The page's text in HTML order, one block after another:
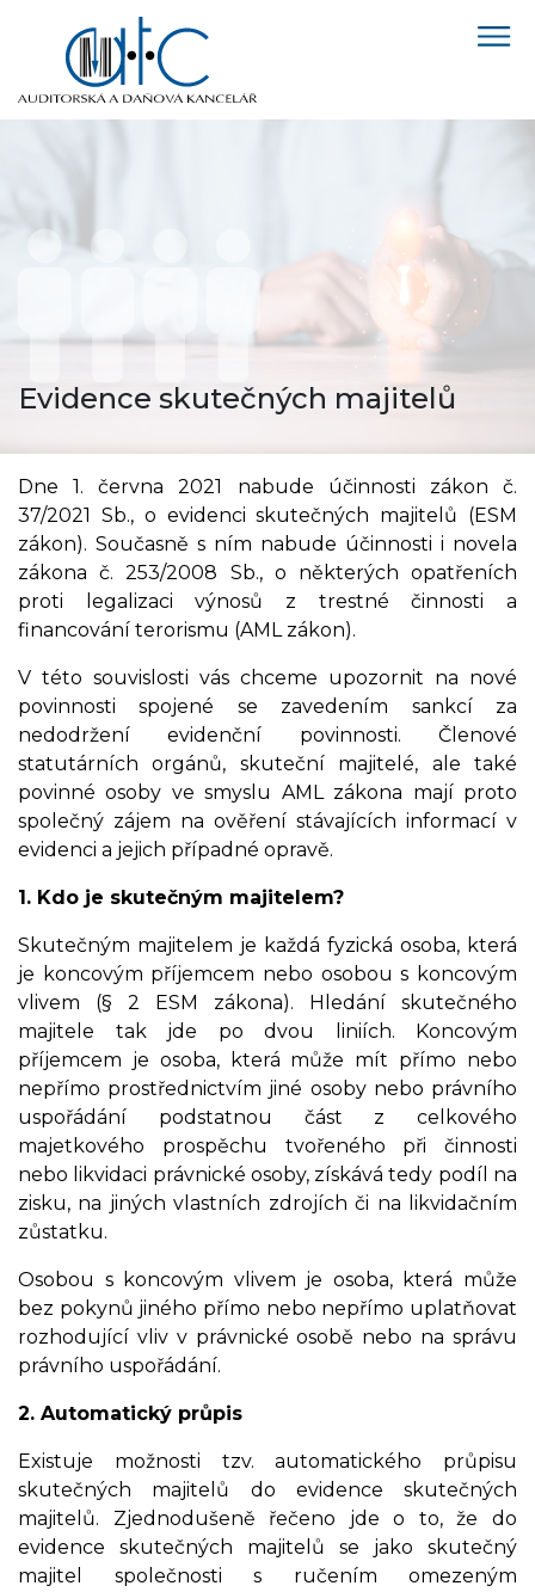
Evidence skutečných majitelů
Dne 1. června 2021 nabude účinnosti zákon č.
37/2021 Sb., o evidenci skutečných majitelů (ESM
zákon). Současně s ním nabude účinnosti i novela
zákona č. 253/2008 Sb., o některých opatřeních
proti legalizaci výnosů z trestné činnosti a
financování terorismu (AML zákon).
V této souvislosti vás chceme upozornit na nové
povinnosti spojené se zavedením sankcí za
nedodržení evidenční povinnosti. Členové
statutárních orgánů, skuteční majitelé, ale také
povinné osoby ve smyslu AML zákona mají proto
společný zájem na ověření stávajících informací v
evidenci a jejich případné opravě.
1. Kdo je skutečným majitelem?
Skutečným majitelem je každá fyzická osoba, která
je koncovým příjemcem nebo osobou s koncovým
vlivem (§ 2 ESM zákona). Hledání skutečného
majitele tak jde po dvou liniích. Koncovým
příjemcem je osoba, která může mít přímo nebo
nepřímo prostřednictvím jiné osoby nebo právního
uspořádání podstatnou část z celkového
majetkového prospěchu tvořeného při činnosti
nebo likvidaci právnické osoby, získává tedy podíl na
zisku, na jiných vlastních zdrojích či na likvidačním
zůstatku.
Osobou s koncovým vlivem je osoba, která může
bez pokynů jiného přímo nebo nepřímo uplatňovat
rozhodující vliv v právnické osobě nebo na správu
právního uspořádání.
2. Automatický průpis
Existuje možnosti tzv. automatického průpisu
skutečných majitelů do evidence skutečných
majitelů. Zjednodušeně řečeno jde o to, že do
evidence skutečných majitelů se jako skutečný
majitel společnosti s ručením omezeným